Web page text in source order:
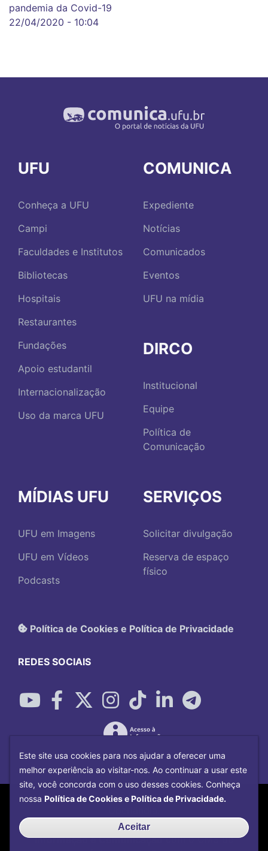
pandemia da Covid-19
22/04/2020 - 10:04
UFU
Conheça a UFU
Campi
Faculdades e Institutos
Bibliotecas
Hospitais
Restaurantes
Fundações
Apoio estudantil
Internacionalização
Uso da marca UFU
COMUNICA
Expediente
Notícias
Comunicados
Eventos
UFU na mídia
DIRCO
Institucional
Equipe
Política de
Comunicação
MÍDIAS UFU
UFU em Imagens
UFU em Vídeos
Podcasts
SERVIÇOS
Solicitar divulgação
Reserva de espaço
físico
Política de Cookies e Política de Privacidade
REDES SOCIAIS
Copyright©2026Universidade Federal
Centro de Tecnologia da
Informação e Comunicaçãocom o CMS de
Este site usa cookies para nos ajudar a oferecer uma
melhor experiência ao visitar-nos. Ao continuar a usar este
site, você concorda com o uso desses cookies. Conheça
nossa Política de Cookies e Política de Privacidade.
Aceitar